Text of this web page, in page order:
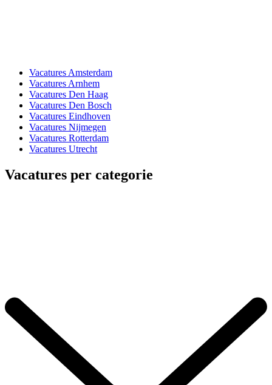
Vacatures Amsterdam
Vacatures Arnhem
Vacatures Den Haag
Vacatures Den Bosch
Vacatures Eindhoven
Vacatures Nijmegen
Vacatures Rotterdam
Vacatures Utrecht
Vacatures per categorie